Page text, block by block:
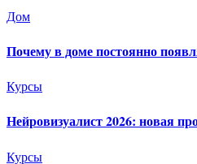
Дом
Почему в доме постоянно
Курсы
Нейровизуалист 2026: новая
Курсы